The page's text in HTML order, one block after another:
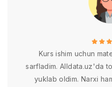
Kurs ishim uchun
sarfladim. Alldata.uz'da
yuklab oldim. Narxi